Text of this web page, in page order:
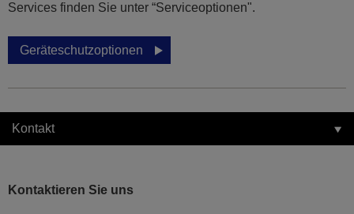
Services finden Sie unter “Serviceoptionen".
Geräteschutzoptionen
Kontakt
Kontaktieren Sie uns